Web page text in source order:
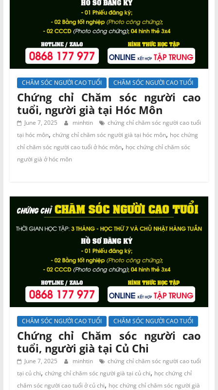
CHĂM SÓC NGƯỜI CAO TUỔI CHĂM SÓC NGƯỜI CAO TUỔI
Chứng chỉ Chăm sóc người cao
tuổi, người già tại Hóc Môn
June 7, 2025 minhtin
chứng chỉ chăm sóc người cao tuổi
tại hóc môn, chứng chỉ chăm sóc người già tại hóc môn, học chứng
chỉ chăm sóc người cao tuổi ở hóc môn, học chứng chỉ chăm sóc
người già ở hóc môn
CHĂM SÓC NGƯỜI CAO TUỔI CHĂM SÓC NGƯỜI CAO TUỔI
Chứng chỉ Chăm sóc người cao
tuổi, người già tại Củ Chi
June 7, 2025 minhtin
chứng chỉ chăm sóc người cao tuổi
tại củ chi, chứng chỉ chăm sóc người già tại củ chi, học chứng chỉ
chăm sóc người cao tuổi ở củ chi, học chứng chỉ chăm sóc người già